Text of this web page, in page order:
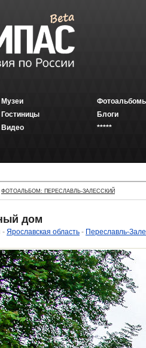
Музеи
Гостиницы
Видео
Блоги
*****
ФОТОАЛЬБОМ: ПЕРЕСЛАВЛЬ-ЗАЛЕССКИЙ
дом
- Ярославская область - Переславль-